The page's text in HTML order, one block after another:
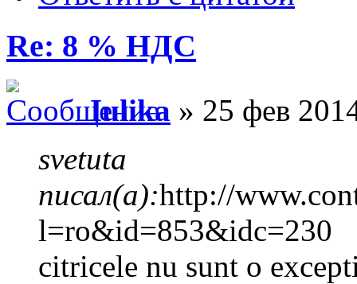
Re: 8 % НДС
Iulika » 25 фев
svetuta
писал(а):http://
l=ro&id=853&idc=230
citricele nu sunt o